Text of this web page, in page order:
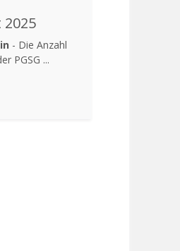
- Die Anzahl
PGSG ...